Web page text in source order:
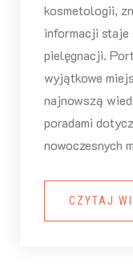
kosmetologii,
informacji staje
pielęgnacji.
wyjątkowe
najnowszą
poradami
nowoczesnych
CZYTAJ